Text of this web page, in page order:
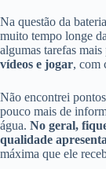
Na questão da
muito tempo longe
algumas tarefas mais
vídeos e jogar, com
Não encontrei
pouco mais de
água. No geral,
qualidade
máxima que ele